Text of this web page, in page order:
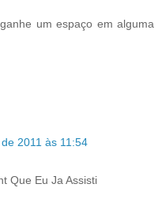
um espaço em alguma
2011 às 11:54
Que Eu Ja Assisti